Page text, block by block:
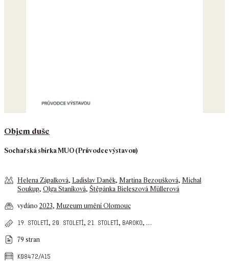
Objem duše
Sochařská sbírka MUO (Průvodce výstavou)
Helena Zápalková, Ladislav Daněk, Martina Bezoušková, Michal
Soukup, Olga Staníková, Štěpánka Bieleszová Müllerová
vydáno 2023, Muzeum umění Olomouc
19. století, 20. století, 21. století, baroko, …
79 stran
k08472/a15